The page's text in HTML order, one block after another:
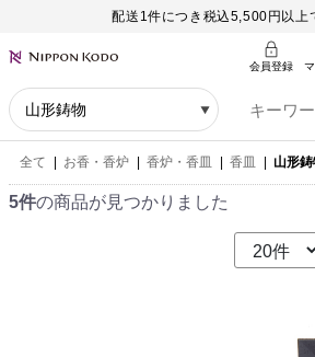
配送1件につき税込5,500円以上
会員登録
全て お香・香炉 香炉・香皿 香皿 山形
5件の商品が見つかりました